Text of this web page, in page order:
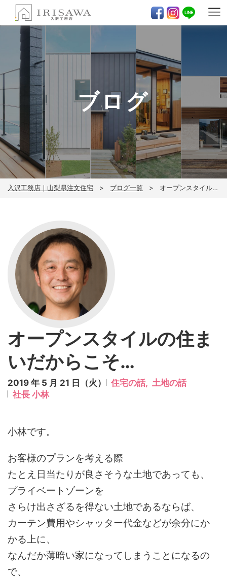
ブログ
入沢工務店｜山梨県注文住宅 ブログ一覧 オープンスタイルの住まいだからこそ…
オープンスタイルの住ま
いだからこそ…
2019 年 5 月 21 日（火） 住宅の話, 土地の話
社長 小林
小林です。
お客様のプランを考える際
たとえ日当たりが良さそうな土地であっても、
プライベートゾーンを
さらけ出さざるを得ない土地であるならば、
カーテン費用やシャッター代金などが余分にか
かる上に、
なんだか薄暗い家になってしまうことになるの
で、